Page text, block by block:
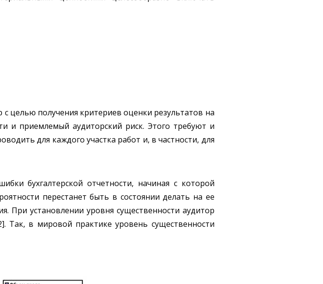
целью получения критериев оценки результатов на
и приемлемый аудиторский риск. Этого требуют и
для каждого участка работ и, в частности, для
бухгалтерской отчетности, начиная с которой
перестанет быть в состоянии делать на ее
установлении уровня существенности аудитор
Так, в мировой практике уровень существенности